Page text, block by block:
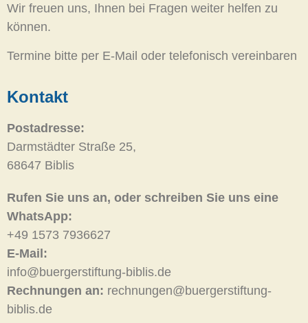
Wir freuen uns, Ihnen bei Fragen weiter helfen zu
können.
Termine bitte per E-Mail oder telefonisch vereinbaren
Kontakt
Postadresse:
Darmstädter Straße 25,
68647 Biblis
Rufen Sie uns an, oder schreiben Sie uns eine
WhatsApp:
+49 1573 7936627
E-Mail:
info@buergerstiftung-biblis.de
Rechnungen an: rechnungen@buergerstiftung-
biblis.de